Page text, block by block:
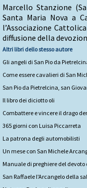
Marcello Stanzione
Santa Maria Nova a
l’Associazione
diffusione della
Altri libri dello stesso autore
Gli angeli di San Pio da
Come essere cavalieri di San
San Pio da Pietrelcina, san
Il libro dei diciotto oli
Combattere e vincere il drago
365 giorni con Luisa Piccarreta
La patrona degli automobilisti
Un mese con San Michele
Manuale di preghiere del
San Raffaele l'Arcangelo della